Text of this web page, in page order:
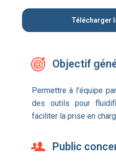
Télécharger
Objectif
Permettre à l’équipe
des outils pour
faciliter la prise en
Public